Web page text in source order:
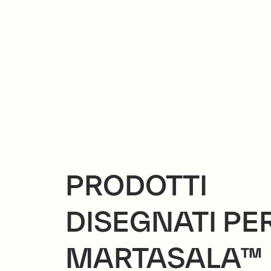
PRODOTTI
DISEGNATI
MARTASALA™